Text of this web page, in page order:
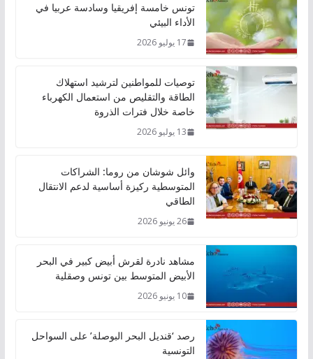
تونس خامسة إفريقيا وسادسة عربيا في
الأداء البيئي
17 يوليو 2026
توصيات للمواطنين لترشيد استهلاك
الطاقة والتقليص من استعمال الكهرباء
خاصة خلال فترات الذروة
13 يوليو 2026
وائل شوشان من روما: الشراكات
المتوسطية ركيزة أساسية لدعم الانتقال
الطاقي
26 يونيو 2026
مشاهد نادرة لقرش أبيض كبير في البحر
الأبيض المتوسط بين تونس وصقلية
10 يونيو 2026
رصد ‘قنديل البحر البوصلة’ على السواحل
التونسية